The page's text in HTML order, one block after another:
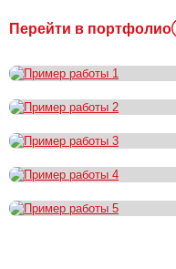
Перейти в портфолио